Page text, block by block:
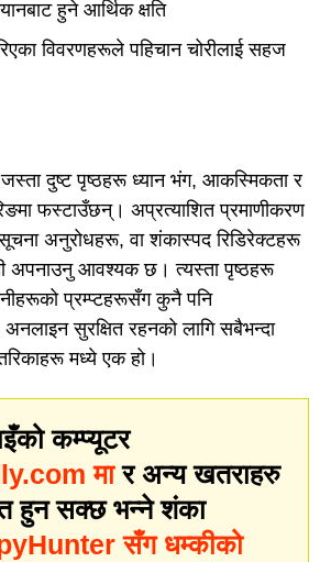
हुने आर्थिक क्षति
विवरणहरूले पहिचान चोरीलाई सहज
दुष्ट पृष्ठहरू ध्यान भंग, आकस्मिकता र
फस्टाउँछन्। अप्रत्याशित प्रमाणीकरण
अनुरोधहरू, वा शंकास्पद रिडिरेक्टहरू
अपनाउनु आवश्यक छ। त्यस्ता पृष्ठहरू
प्रम्प्टहरूसँग कुनै पनि
अनलाइन सुरक्षित रहनको लागि सबैभन्दा
मध्ये एक हो।
कम्प्यूटर
मार अन्य खतराहरु
हुन सक्छ भन्ने शंका
सँग धम्कीको